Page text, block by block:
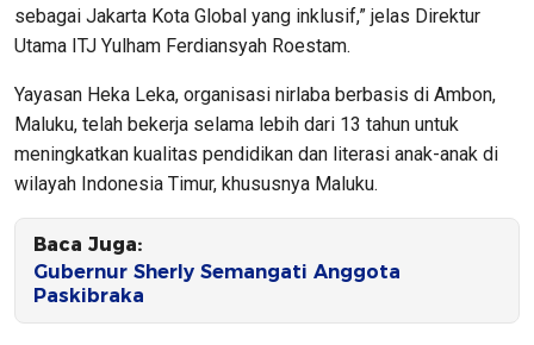
sebagai Jakarta Kota Global yang inklusif,” jelas Direktur
Utama ITJ Yulham Ferdiansyah Roestam.
Yayasan Heka Leka, organisasi nirlaba berbasis di Ambon,
Maluku, telah bekerja selama lebih dari 13 tahun untuk
meningkatkan kualitas pendidikan dan literasi anak-anak di
wilayah Indonesia Timur, khususnya Maluku.
Baca Juga:
Gubernur Sherly Semangati Anggota
Paskibraka